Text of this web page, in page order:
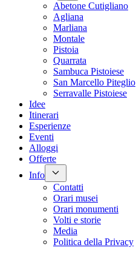
Abetone Cutigliano
Agliana
Marliana
Montale
Pistoia
Quarrata
Sambuca Pistoiese
San Marcello Piteglio
Serravalle Pistoiese
Idee
Itinerari
Esperienze
Eventi
Alloggi
Offerte
Info
Contatti
Orari musei
Orari monumenti
Volti e storie
Media
Politica della Privacy